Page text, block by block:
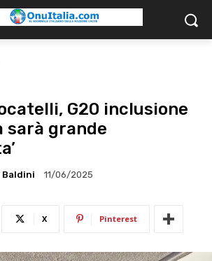
G20 inclusione
sarà grande
Baldini 11/06/2025
X Pinterest